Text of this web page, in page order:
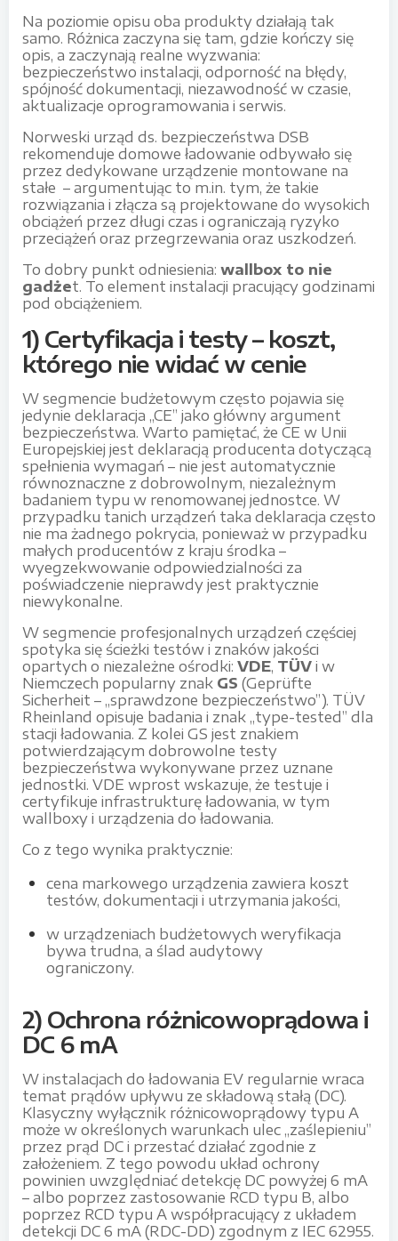
Na poziomie opisu oba produkty działają tak
samo. Różnica zaczyna się tam, gdzie kończy się
opis, a zaczynają realne wyzwania:
bezpieczeństwo instalacji, odporność na błędy,
spójność dokumentacji, niezawodność w czasie,
aktualizacje oprogramowania i serwis.
Norweski urząd ds. bezpieczeństwa DSB
rekomenduje domowe ładowanie odbywało się
przez dedykowane urządzenie montowane na
stałe – argumentując to m.in. tym, że takie
rozwiązania i złącza są projektowane do wysokich
obciążeń przez długi czas i ograniczają ryzyko
przeciążeń oraz przegrzewania oraz uszkodzeń.
To dobry punkt odniesienia: wallbox to nie
gadżet. To element instalacji pracujący godzinami
pod obciążeniem.
1) Certyfikacja i testy – koszt,
którego nie widać w cenie
W segmencie budżetowym często pojawia się
jedynie deklaracja „CE” jako główny argument
bezpieczeństwa. Warto pamiętać, że CE w Unii
Europejskiej jest deklaracją producenta dotyczącą
spełnienia wymagań – nie jest automatycznie
równoznaczne z dobrowolnym, niezależnym
badaniem typu w renomowanej jednostce. W
przypadku tanich urządzeń taka deklaracja często
nie ma żadnego pokrycia, ponieważ w przypadku
małych producentów z kraju środka –
wyegzekwowanie odpowiedzialności za
poświadczenie nieprawdy jest praktycznie
niewykonalne.
W segmencie profesjonalnych urządzeń częściej
spotyka się ścieżki testów i znaków jakości
opartych o niezależne ośrodki: VDE, TÜV i w
Niemczech popularny znak GS (Geprüfte
Sicherheit – „sprawdzone bezpieczeństwo”). TÜV
Rheinland opisuje badania i znak „type-tested” dla
stacji ładowania. Z kolei GS jest znakiem
potwierdzającym dobrowolne testy
bezpieczeństwa wykonywane przez uznane
jednostki. VDE wprost wskazuje, że testuje i
certyfikuje infrastrukturę ładowania, w tym
wallboxy i urządzenia do ładowania.
Co z tego wynika praktycznie:
cena markowego urządzenia zawiera koszt
testów, dokumentacji i utrzymania jakości,
w urządzeniach budżetowych weryfikacja
bywa trudna, a ślad audytowy
ograniczony.
2) Ochrona różnicowoprądowa i
DC 6 mA
W instalacjach do ładowania EV regularnie wraca
temat prądów upływu ze składową stałą (DC).
Klasyczny wyłącznik różnicowoprądowy typu A
może w określonych warunkach ulec „zaślepieniu”
przez prąd DC i przestać działać zgodnie z
założeniem. Z tego powodu układ ochrony
powinien uwzględniać detekcję DC powyżej 6 mA
– albo poprzez zastosowanie RCD typu B, albo
poprzez RCD typu A współpracujący z układem
detekcji DC 6 mA (RDC-DD) zgodnym z IEC 62955.